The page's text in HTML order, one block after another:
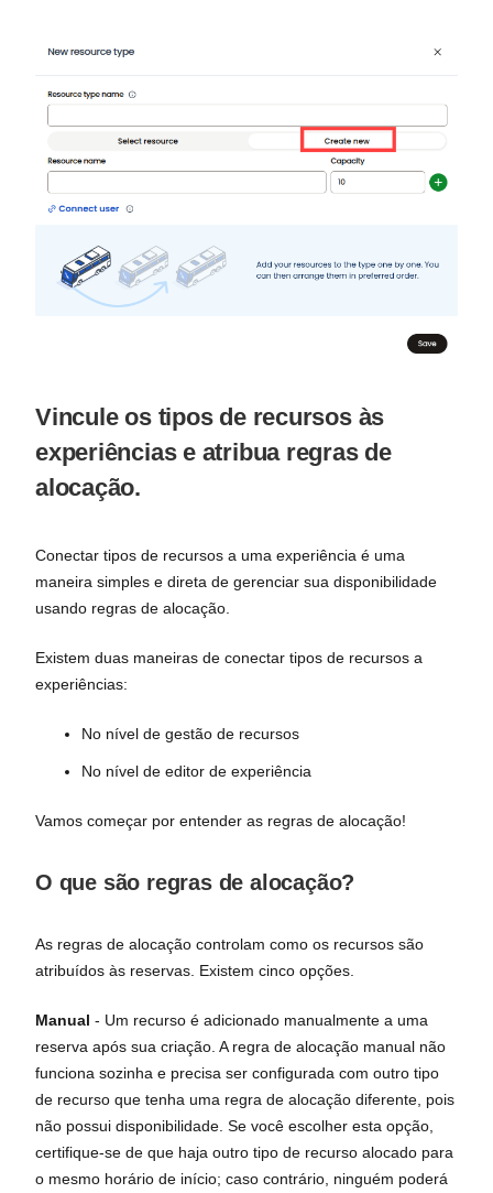
Vincule os tipos de recursos às
experiências e atribua regras de
alocação.
Conectar tipos de recursos a uma experiência é uma
maneira simples e direta de gerenciar sua disponibilidade
usando regras de alocação.
Existem duas maneiras de conectar tipos de recursos a
experiências:
No nível de gestão de recursos
No nível de editor de experiência
Vamos começar por entender as regras de alocação!
O que são regras de alocação?
As regras de alocação controlam como os recursos são
atribuídos às reservas. Existem cinco opções.
Manual - Um recurso é adicionado manualmente a uma
reserva após sua criação. A regra de alocação manual não
funciona sozinha e precisa ser configurada com outro tipo
de recurso que tenha uma regra de alocação diferente, pois
não possui disponibilidade. Se você escolher esta opção,
certifique-se de que haja outro tipo de recurso alocado para
o mesmo horário de início; caso contrário, ninguém poderá